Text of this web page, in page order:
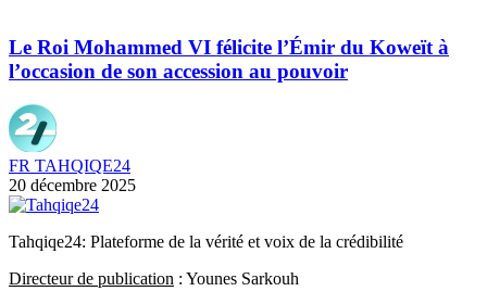
Le Roi Mohammed VI félicite l’Émir du Koweït à
l’occasion de son accession au pouvoir
FR TAHQIQE24
20 décembre 2025
Tahqiqe24: Plateforme de la vérité et voix de la crédibilité
Directeur de publication : Younes Sarkouh